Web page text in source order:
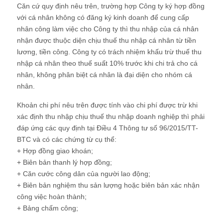
Căn cứ quy định nêu trên, trường hợp Công ty ký hợp đồng
với cá nhân không có đăng ký kinh doanh để cung cấp
nhân công làm việc cho Công ty thì thu nhập của cá nhân
nhận được thuộc diện chịu thuế thu nhập cá nhân từ tiền
lương, tiền công. Công ty có trách nhiệm khấu trừ thuế thu
nhập cá nhân theo thuế suất 10% trước khi chi trả cho cá
nhân, không phân biệt cá nhân là đại diện cho nhóm cá
nhân.
Khoản chi phí nêu trên được tính vào chi phí được trừ khi
xác định thu nhập chịu thuế thu nhập doanh nghiệp thì phải
đáp ứng các quy định tại Điều 4 Thông tư số 96/2015/TT-
BTC và có các chứng từ cụ thể:
+ Hợp đồng giao khoán;
+ Biên bản thanh lý hợp đồng;
+ Căn cước công dân của người lao động;
+ Biên bản nghiệm thu sản lượng hoặc biên bản xác nhận
công việc hoàn thành;
+ Bảng chấm công;